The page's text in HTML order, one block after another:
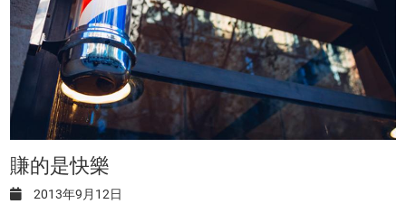
賺的是快樂
2013年9月12日